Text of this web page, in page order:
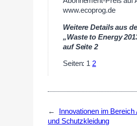
www.ecoprog.de
Weitere Details aus
„Waste to Energy
auf Seite 2
Seiten: 1 2
←
Innovationen im Bereich
und Schutzkleidung